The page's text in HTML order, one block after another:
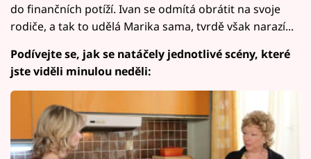
do finančních potíží. Ivan se odmítá obrátit na svoje
rodiče, a tak to udělá Marika sama, tvrdě však narazí...
Podívejte se, jak se natáčely jednotlivé scény, které
jste viděli minulou neděli: